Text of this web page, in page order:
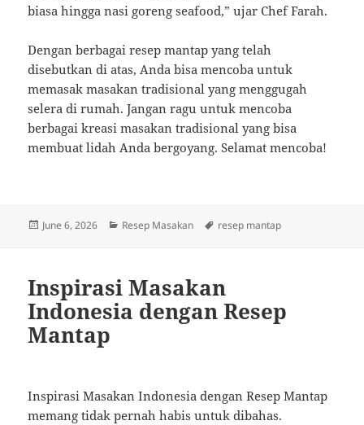
biasa hingga nasi goreng seafood,” ujar Chef Farah.
Dengan berbagai resep mantap yang telah
disebutkan di atas, Anda bisa mencoba untuk
memasak masakan tradisional yang menggugah
selera di rumah. Jangan ragu untuk mencoba
berbagai kreasi masakan tradisional yang bisa
membuat lidah Anda bergoyang. Selamat mencoba!
Posted
June 6, 2026 Categories
Resep Masakan Tags
resep mantap
Inspirasi Masakan
Indonesia dengan Resep
Mantap
Inspirasi Masakan Indonesia dengan Resep Mantap
memang tidak pernah habis untuk dibahas.